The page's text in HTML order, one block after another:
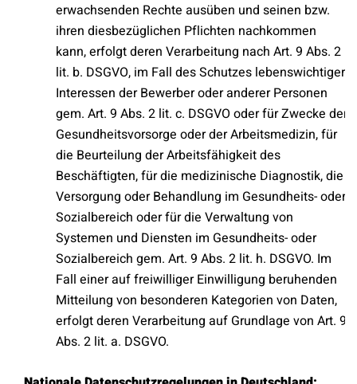
erwachsenden Rechte ausüben und seinen bzw.
ihren diesbezüglichen Pflichten nachkommen
kann, erfolgt deren Verarbeitung nach Art. 9 Abs. 2
lit. b. DSGVO, im Fall des Schutzes lebenswichtiger
Interessen der Bewerber oder anderer Personen
gem. Art. 9 Abs. 2 lit. c. DSGVO oder für Zwecke der
Gesundheitsvorsorge oder der Arbeitsmedizin, für
die Beurteilung der Arbeitsfähigkeit des
Beschäftigten, für die medizinische Diagnostik, die
Versorgung oder Behandlung im Gesundheits- oder
Sozialbereich oder für die Verwaltung von
Systemen und Diensten im Gesundheits- oder
Sozialbereich gem. Art. 9 Abs. 2 lit. h. DSGVO. Im
Fall einer auf freiwilliger Einwilligung beruhenden
Mitteilung von besonderen Kategorien von Daten,
erfolgt deren Verarbeitung auf Grundlage von Art. 9
Abs. 2 lit. a. DSGVO.